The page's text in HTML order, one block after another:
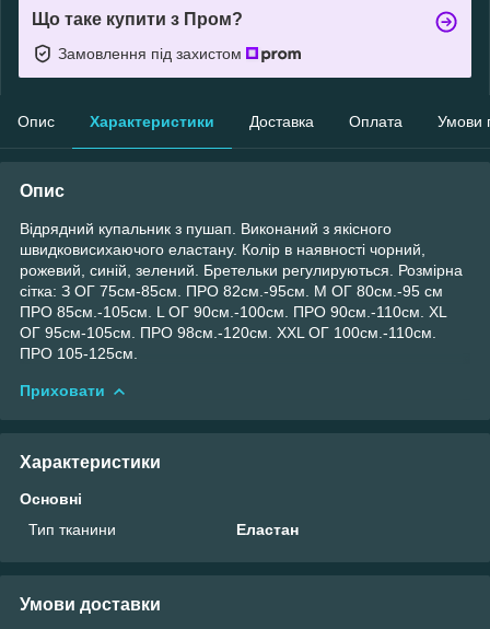
Що таке купити з Пром?
Замовлення під захистом
Опис Характеристики Доставка Оплата Умови
Опис
Відрядний купальник з пушап. Виконаний з якісного
швидковисихаючого еластану. Колір в наявності чорний,
рожевий, синій, зелений. Бретельки регулируються. Розмірна
сітка: З ОГ 75см-85см. ПРО 82см.-95см. М ОГ 80см.-95 см
ПРО 85см.-105см. L ОГ 90см.-100см. ПРО 90см.-110см. XL
ОГ 95см-105см. ПРО 98см.-120см. XXL ОГ 100см.-110см.
ПРО 105-125см.
Приховати
Характеристики
Основні
Тип тканини
Еластан
Умови доставки